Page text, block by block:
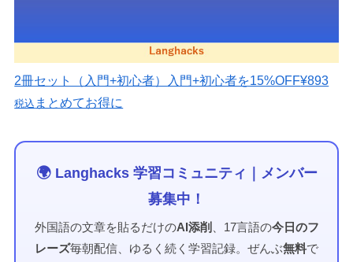
2冊セット（入門+初心者） 入門+初心者を15%OFF¥893
税込 まとめてお得に
🌍 Langhacks 学習コミュニティ｜メンバー
募集中！
外国語の文章を貼るだけのAI添削 、17言語の今日のフ
レーズ毎朝配信、ゆるく続く学習記録。ぜんぶ無料で